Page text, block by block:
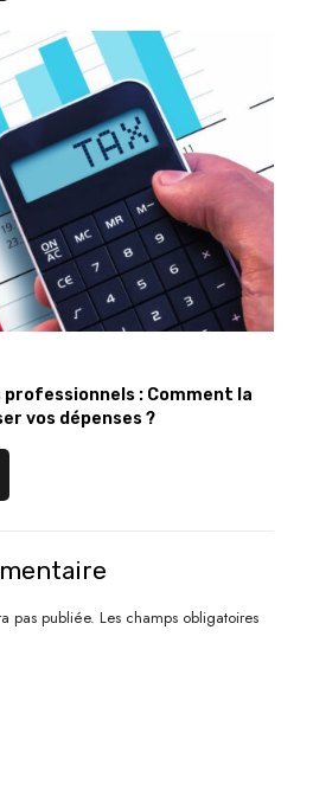
professionnels : Comment la
vos dépenses ?
pas publiée. Les champs obligatoires